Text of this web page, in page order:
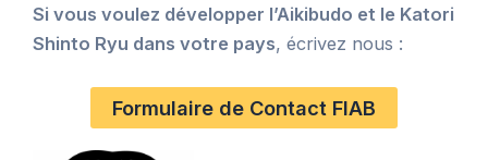
Si vous voulez développer l’Aikibudo et le Katori
Shinto Ryu dans votre pays, écrivez nous :
Formulaire de Contact FIAB